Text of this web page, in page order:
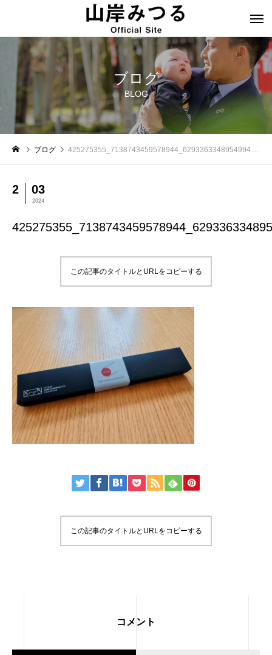
ブログ
BLOG
ブログ 425275355_7138743459578944_6293363348954994474_n
2 03
2024
この記事のタイトルとURLをコピーする
この記事のタイトルとURLをコピーする
コメント